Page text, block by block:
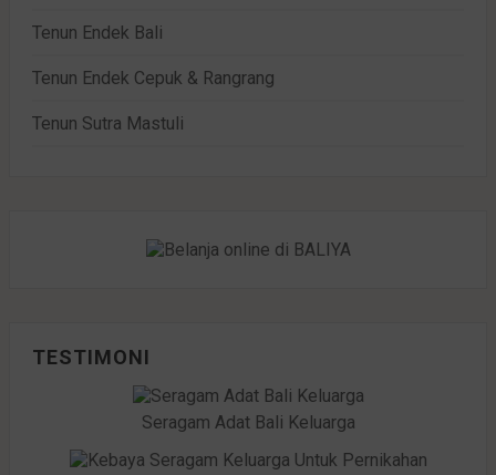
Tenun Endek Bali
Tenun Endek Cepuk & Rangrang
Tenun Sutra Mastuli
TESTIMONI
Seragam Adat Bali Keluarga